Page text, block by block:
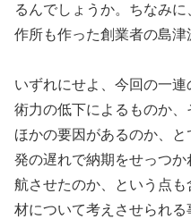
るんでしょうか。ちなみ
作所も作った創業者の島津
いずれにせよ、今回の一
術力の低下によるものか
ほかの要因があるのか、
発の遅れで納期をせっつ
航させたのか、という点
材について考えさせられ